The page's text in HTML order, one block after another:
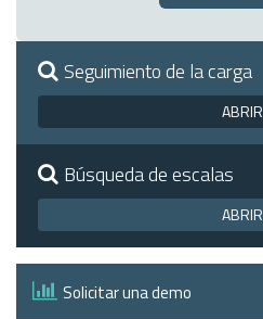
Seguimiento de la carga
ABRIR
Búsqueda de escalas
ABRIR
Solicitar una demo